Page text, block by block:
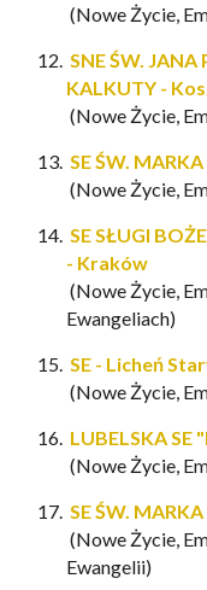
(Nowe Życie,
SNE ŚW. JANA
KALKUTY -
(Nowe Życie,
SE ŚW.
(Nowe Życie,
SE SŁUGI
- Kraków
(Nowe Życie,
Ewangeliach)
SE - Licheń
(Nowe Życie,
LUBELSKA SE
(Nowe Życie,
SE ŚW.
(Nowe Życie,
Ewangelii)